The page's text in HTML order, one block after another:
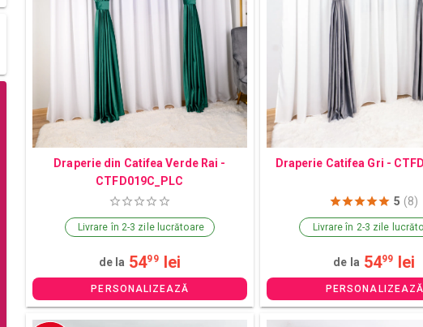
Draperie din Catifea Verde Rai -
CTFD019C_PLC
Livrare în 2-3 zile lucrătoare
de la 5499 lei
PERSONALIZEAZĂ
Draperie Catifea Gri -
5 (8)
Livrare în 2-3 zile
de la 5499 lei
PERSONALIZEAZĂ